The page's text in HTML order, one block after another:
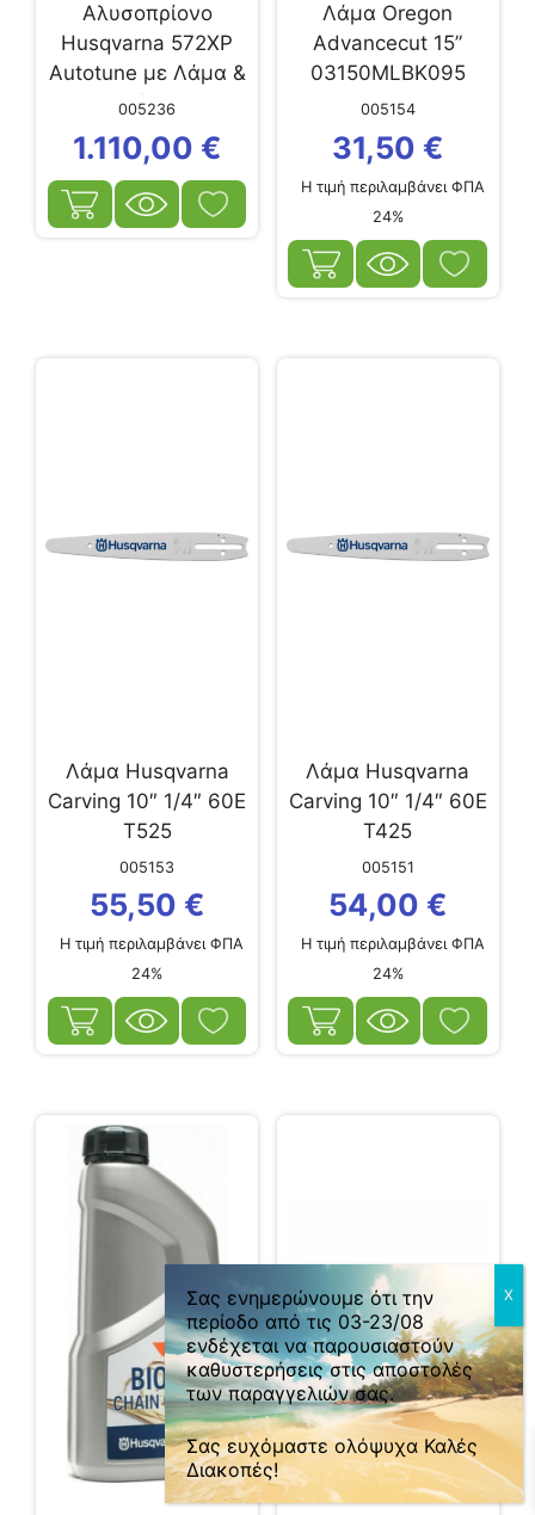
Αλυσοπρίονο
Husqvarna 572XP
Autotune με Λάμα &
Αλυσίδα 20”
005236
1.110,00 €
Λάμα Oregon
Advancecut 15”
03150MLBK095
005154
31,50 €
Η τιμή περιλαμβάνει ΦΠΑ
24%
Λάμα Husqvarna
Carving 10″ 1/4″ 60E
T525
005153
55,50 €
Η τιμή περιλαμβάνει ΦΠΑ
24%
Λάμα Husqvarna
Carving 10″ 1/4″ 60E
T425
005151
54,00 €
Η τιμή περιλαμβάνει ΦΠΑ
24%
Σας ενημερώνουμε ότι την
περίοδο από τις 03-23/08
ενδέχεται να παρουσιαστούν
καθυστερήσεις στις αποστολές
των παραγγελιών σας.
Σας ευχόμαστε ολόψυχα Καλές
Διακοπές!